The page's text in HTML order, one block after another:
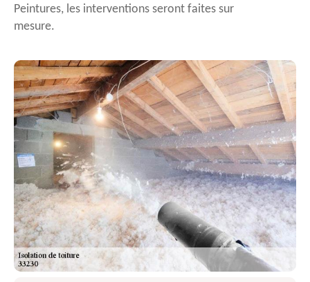
Peintures, les interventions seront faites sur
mesure.